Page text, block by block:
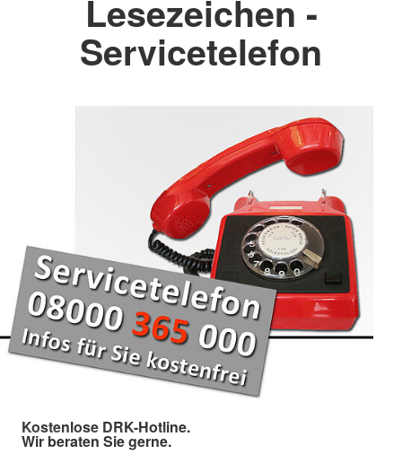
Lesezeichen -
Servicetelefon
Kostenlose DRK-Hotline.
Wir beraten Sie gerne.